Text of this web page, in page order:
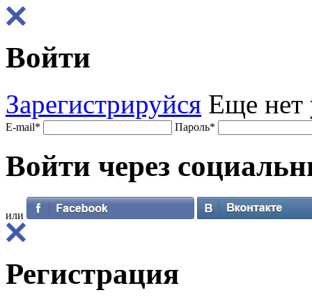
Войти
Зарегистрируйся Еще нет
E-mail* Пароль*
Войти через
или
Регистрация